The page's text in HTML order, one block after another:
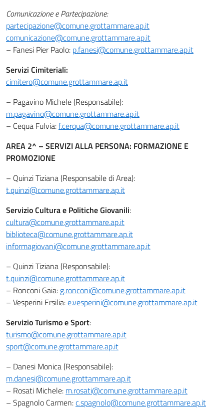
Comunicazione e Partecipazione:
partecipazione@comune.grottammare.ap.it
comunicazione@comune.grottammare.ap.it
– Fanesi Pier Paolo: p.fanesi@comune.grottammare.ap.it
Servizi Cimiteriali:
cimitero@comune.grottammare.ap.it
– Pagavino Michele (Responsabile):
m.pagavino@comune.grottammare.ap.it
– Cequa Fulvia:f.cerqua@comune.grottammare.ap.it
AREA 2^ – SERVIZI ALLA PERSONA: FORMAZIONE E
PROMOZIONE
– Quinzi Tiziana (Responsabile di Area):
t.quinzi@comune.grottammare.ap.it
Servizio Cultura e Politiche Giovanili:
cultura@comune.grottammare.ap.it
biblioteca@comune.grottammare.ap.it
informagiovani@comune.grottammare.ap.it
– Quinzi Tiziana (Responsabile):
t.quinzi@comune.grottammare.ap.it
– Ronconi Gaia: g.ronconi@comune.grottammare.ap.it
– Vesperini Ersilia:e.vesperini@comune.grottammare.ap.it
Servizio Turismo e Sport:
turismo@comune.grottammare.ap.it
sport@comune.grottammare.ap.it
– Danesi Monica (Responsabile):
m.danesi@comune.grottammare.ap.it
– Rosati Michele: m.rosati@comune.grottammare.ap.it
– Spagnolo Carmen:c.spagnolo@comune.grottammare.ap.it